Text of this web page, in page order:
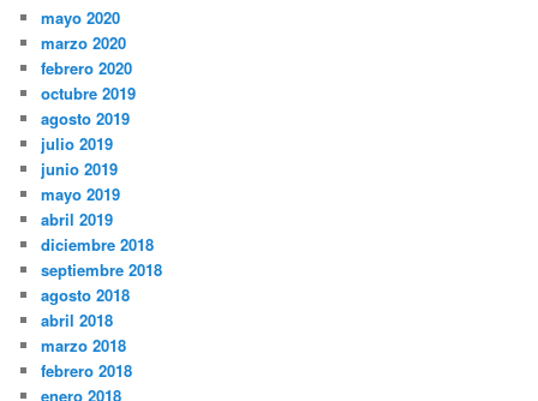
mayo 2020
marzo 2020
febrero 2020
octubre 2019
agosto 2019
julio 2019
junio 2019
mayo 2019
abril 2019
diciembre 2018
septiembre 2018
agosto 2018
abril 2018
marzo 2018
febrero 2018
enero 2018